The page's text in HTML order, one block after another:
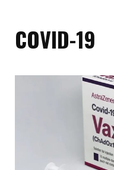
COVID-19